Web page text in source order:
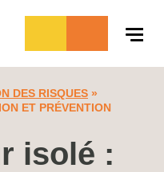
DES RISQUES »
ET PRÉVENTION
isolé :